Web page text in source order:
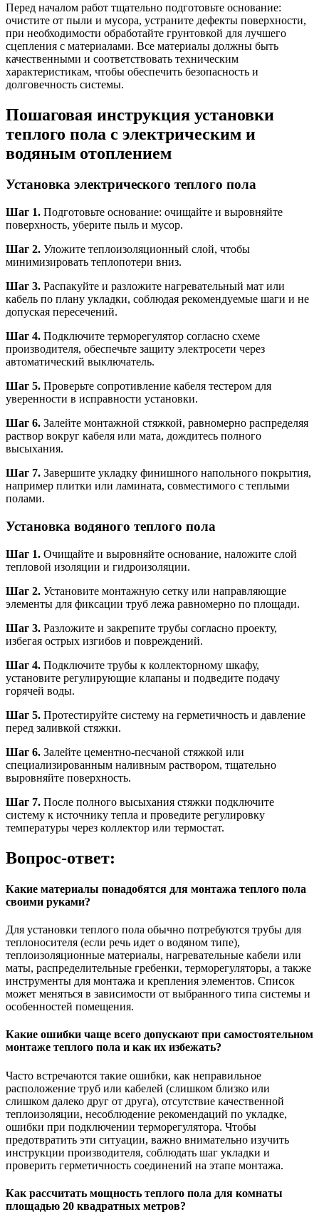
Перед началом работ тщательно подготовьте основание:
очистите от пыли и мусора, устраните дефекты поверхности,
при необходимости обработайте грунтовкой для лучшего
сцепления с материалами. Все материалы должны быть
качественными и соответствовать техническим
характеристикам, чтобы обеспечить безопасность и
долговечность системы.
Пошаговая инструкция установки
теплого пола с электрическим и
водяным отоплением
Установка электрического теплого пола
Шаг 1. Подготовьте основание: очищайте и выровняйте
поверхность, уберите пыль и мусор.
Шаг 2. Уложите теплоизоляционный слой, чтобы
минимизировать теплопотери вниз.
Шаг 3. Распакуйте и разложите нагревательный мат или
кабель по плану укладки, соблюдая рекомендуемые шаги и не
допуская пересечений.
Шаг 4. Подключите терморегулятор согласно схеме
производителя, обеспечьте защиту электросети через
автоматический выключатель.
Шаг 5. Проверьте сопротивление кабеля тестером для
уверенности в исправности установки.
Шаг 6. Залейте монтажной стяжкой, равномерно распределяя
раствор вокруг кабеля или мата, дождитесь полного
высыхания.
Шаг 7. Завершите укладку финишного напольного покрытия,
например плитки или ламината, совместимого с теплыми
полами.
Установка водяного теплого пола
Шаг 1. Очищайте и выровняйте основание, наложите слой
тепловой изоляции и гидроизоляции.
Шаг 2. Установите монтажную сетку или направляющие
элементы для фиксации труб лежа равномерно по площади.
Шаг 3. Разложите и закрепите трубы согласно проекту,
избегая острых изгибов и повреждений.
Шаг 4. Подключите трубы к коллекторному шкафу,
установите регулирующие клапаны и подведите подачу
горячей воды.
Шаг 5. Протестируйте систему на герметичность и давление
перед заливкой стяжки.
Шаг 6. Залейте цементно-песчаной стяжкой или
специализированным наливным раствором, тщательно
выровняйте поверхность.
Шаг 7. После полного высыхания стяжки подключите
систему к источнику тепла и проведите регулировку
температуры через коллектор или термостат.
Вопрос-ответ:
Какие материалы понадобятся для монтажа теплого пола
своими руками?
Для установки теплого пола обычно потребуются трубы для
теплоносителя (если речь идет о водяном типе),
теплоизоляционные материалы, нагревательные кабели или
маты, распределительные гребенки, терморегуляторы, а также
инструменты для монтажа и крепления элементов. Список
может меняться в зависимости от выбранного типа системы и
особенностей помещения.
Какие ошибки чаще всего допускают при самостоятельном
монтаже теплого пола и как их избежать?
Часто встречаются такие ошибки, как неправильное
расположение труб или кабелей (слишком близко или
слишком далеко друг от друга), отсутствие качественной
теплоизоляции, несоблюдение рекомендаций по укладке,
ошибки при подключении терморегулятора. Чтобы
предотвратить эти ситуации, важно внимательно изучить
инструкции производителя, соблюдать шаг укладки и
проверить герметичность соединений на этапе монтажа.
Как рассчитать мощность теплого пола для комнаты
площадью 20 квадратных метров?